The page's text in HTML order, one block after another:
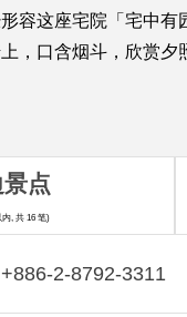
容这座宅院「宅中
口含烟斗，欣赏夕
2-8792-3311
点
, 共 16 笔)